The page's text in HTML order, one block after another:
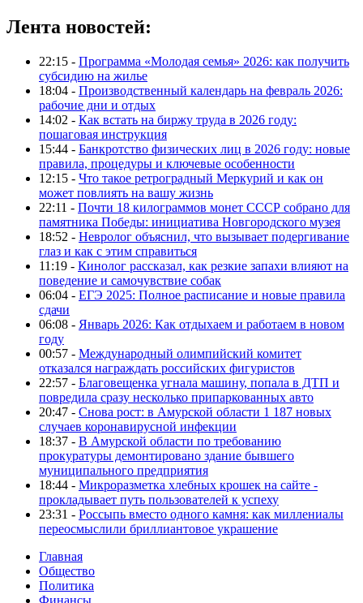
Лента новостей:
22:15 - Программа «Молодая семья» 2026: как получить
субсидию на жилье
18:04 - Производственный календарь на февраль 2026:
рабочие дни и отдых
14:02 - Как встать на биржу труда в 2026 году:
пошаговая инструкция
15:44 - Банкротство физических лиц в 2026 году: новые
правила, процедуры и ключевые особенности
12:15 - Что такое ретроградный Меркурий и как он
может повлиять на вашу жизнь
22:11 - Почти 18 килограммов монет СССР собрано для
памятника Победы: инициатива Новгородского музея
18:52 - Невролог объяснил, что вызывает подергивание
глаз и как с этим справиться
11:19 - Кинолог рассказал, как резкие запахи влияют на
поведение и самочувствие собак
06:04 - ЕГЭ 2025: Полное расписание и новые правила
сдачи
06:08 - Январь 2026: Как отдыхаем и работаем в новом
году
00:57 - Международный олимпийский комитет
отказался награждать российских фигуристов
22:57 - Благовещенка угнала машину, попала в ДТП и
повредила сразу несколько припаркованных авто
20:47 - Снова рост: в Амурской области 1 187 новых
случаев коронавирусной инфекции
18:37 - В Амурской области по требованию
прокуратуры демонтировано здание бывшего
муниципального предприятия
18:44 - Микроразметка хлебных крошек на сайте -
прокладывает путь пользователей к успеху
23:31 - Россыпь вместо одного камня: как миллениалы
переосмыслили бриллиантовое украшение
Главная
Общество
Политика
Финансы